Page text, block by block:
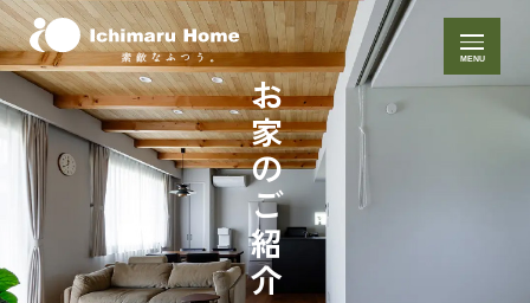
MENU
お家のご紹介